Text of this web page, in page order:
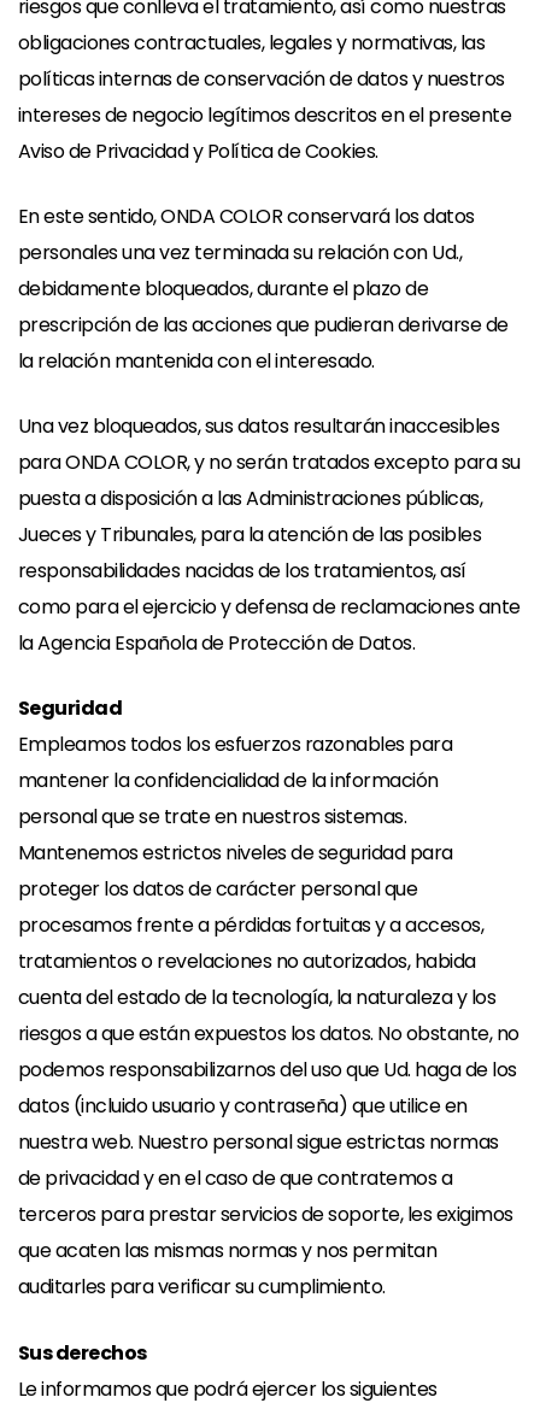
riesgos que conlleva el tratamiento, así como nuestras
obligaciones contractuales, legales y normativas, las
políticas internas de conservación de datos y nuestros
intereses de negocio legítimos descritos en el presente
Aviso de Privacidad y Política de Cookies.
En este sentido, ONDA COLOR conservará los datos
personales una vez terminada su relación con Ud.,
debidamente bloqueados, durante el plazo de
prescripción de las acciones que pudieran derivarse de
la relación mantenida con el interesado.
Una vez bloqueados, sus datos resultarán inaccesibles
para ONDA COLOR, y no serán tratados excepto para su
puesta a disposición a las Administraciones públicas,
Jueces y Tribunales, para la atención de las posibles
responsabilidades nacidas de los tratamientos, así
como para el ejercicio y defensa de reclamaciones ante
la Agencia Española de Protección de Datos.
Seguridad
Empleamos todos los esfuerzos razonables para
mantener la confidencialidad de la información
personal que se trate en nuestros sistemas.
Mantenemos estrictos niveles de seguridad para
proteger los datos de carácter personal que
procesamos frente a pérdidas fortuitas y a accesos,
tratamientos o revelaciones no autorizados, habida
cuenta del estado de la tecnología, la naturaleza y los
riesgos a que están expuestos los datos. No obstante, no
podemos responsabilizarnos del uso que Ud. haga de los
datos (incluido usuario y contraseña) que utilice en
nuestra web. Nuestro personal sigue estrictas normas
de privacidad y en el caso de que contratemos a
terceros para prestar servicios de soporte, les exigimos
que acaten las mismas normas y nos permitan
auditarles para verificar su cumplimiento.
Sus derechos
Le informamos que podrá ejercer los siguientes